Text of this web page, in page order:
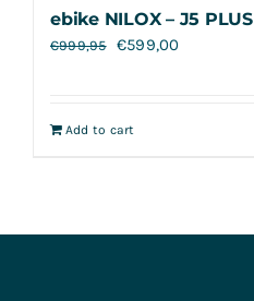
ebike NILOX – J5 PLUS
€999,95 €599,00
Add to cart